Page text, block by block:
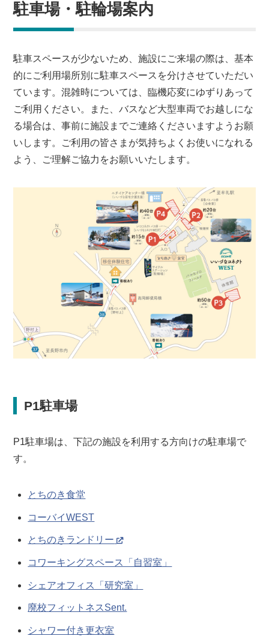
駐車場・駐輪場案内
駐車スペースが少ないため、施設にご来場の際は、基本
的にご利用場所別に駐車スペースを分けさせていただい
ています。混雑時については、臨機応変にゆずりあって
ご利用ください。また、バスなど大型車両でお越しにな
る場合は、事前に施設までご連絡くださいますようお願
いします。ご利用の皆さまが気持ちよくお使いになれる
よう、ご理解ご協力をお願いいたします。
P1駐車場
P1駐車場は、下記の施設を利用する方向けの駐車場で
す。
とちのき食堂
コーバイWEST
とちのきランドリー
コワーキングスペース「自習室」
シェアオフィス「研究室」
廃校フィットネスSent.
シャワー付き更衣室